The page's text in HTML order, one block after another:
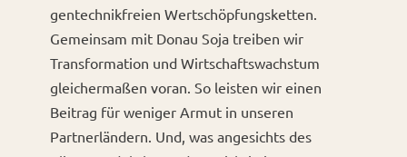
gentechnikfreien Wertschöpfungsketten.
Gemeinsam mit Donau Soja treiben wir
Transformation und Wirtschaftswachstum
gleichermaßen voran. So leisten wir einen
Beitrag für weniger Armut in unseren
Partnerländern. Und, was angesichts des